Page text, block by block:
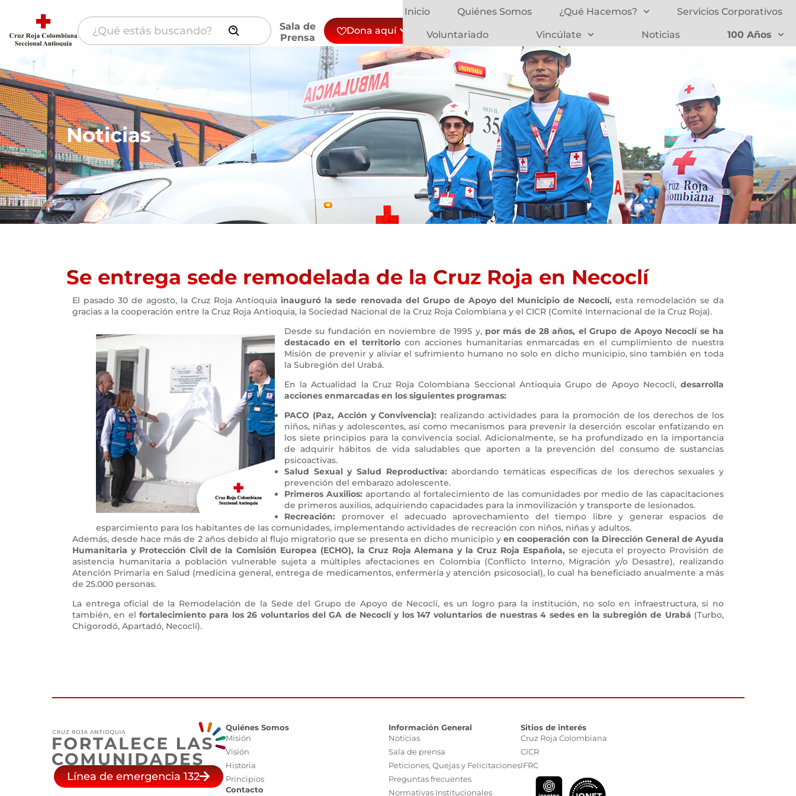
Sala de
Prensa
Dona aquí
Inicio Quiénes Somos ¿Qué Hacemos? Servicios Corporativos
Voluntariado Vincúlate Noticias 100 Años
Noticias
Se entrega sede remodelada de la Cruz Roja en Necoclí
El pasado 30 de agosto, la Cruz Roja Antioquiainauguró la sede renovada del Grupo de Apoyo del Municipio de Necoclí, esta remodelación se da
gracias a la cooperación entre la Cruz Roja Antioquia, la Sociedad Nacional de la Cruz Roja Colombiana y el CICR (Comité Internacional de la Cruz Roja).
Desde su fundación en noviembre de 1995 y, por más de 28 años, el Grupo de Apoyo Necoclí se ha
destacado en el territoriocon acciones humanitarias enmarcadas en el cumplimiento de nuestra
Misión de prevenir y aliviar el sufrimiento humano no solo en dicho municipio, sino también en toda
la Subregión del Urabá.
En la Actualidad la Cruz Roja Colombiana Seccional Antioquia Grupo de Apoyo Necoclí, desarrolla
acciones enmarcadas en los siguientes programas:
PACO (Paz, Acción y Convivencia): realizando actividades para la promoción de los derechos de los
niños, niñas y adolescentes, así como mecanismos para prevenir la deserción escolar enfatizando en
los siete principios para la convivencia social. Adicionalmente, se ha profundizado en la importancia
de adquirir hábitos de vida saludables que aporten a la prevención del consumo de sustancias
psicoactivas.
Salud Sexual y Salud Reproductiva: abordando temáticas específicas de los derechos sexuales y
prevención del embarazo adolescente.
Primeros Auxilios: aportando al fortalecimiento de las comunidades por medio de las capacitaciones
de primeros auxilios, adquiriendo capacidades para la inmovilización y transporte de lesionados.
Recreación: promover el adecuado aprovechamiento del tiempo libre y generar espacios de
esparcimiento para los habitantes de las comunidades, implementando actividades de recreación con niños, niñas y adultos.
Además, desde hace más de 2 años debido al flujo migratorio que se presenta en dicho municipio yen cooperación con la Dirección General de Ayuda
Humanitaria y Protección Civil de la Comisión Europea (ECHO), la Cruz Roja Alemana y la Cruz Roja Española, se ejecuta el proyecto Provisión de
asistencia humanitaria a población vulnerable sujeta a múltiples afectaciones en Colombia (Conflicto Interno, Migración y/o Desastre), realizando
Atención Primaria en Salud (medicina general, entrega de medicamentos, enfermería y atención psicosocial), lo cual ha beneficiado anualmente a más
de 25.000 personas.
La entrega oficial de la Remodelación de la Sede del Grupo de Apoyo de Necoclí, es un logro para la institución, no solo en infraestructura, si no
también, en el fortalecimiento para los 26 voluntarios del GA de Necoclí y los 147 voluntarios de nuestras 4 sedes en la subregión de Urabá (Turbo,
Chigorodó, Apartadó, Necoclí).
Línea de emergencia 132
Quiénes Somos
Misión
Visión
Historia
Principios
Contacto
Información General
Noticias
Sala de prensa
Peticiones, Quejas y Felicitaciones
Preguntas frecuentes
Normativas Institucionales
Sitios de interés
Cruz Roja Colombiana
CICR
IFRC